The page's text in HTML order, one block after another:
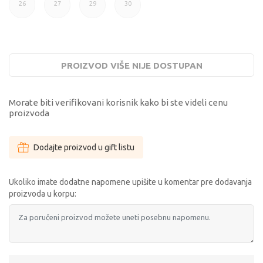
26 27 29 30
PROIZVOD VIŠE NIJE DOSTUPAN
Morate biti verifikovani korisnik kako bi ste videli cenu
proizvoda
Dodajte proizvod u gift listu
Ukoliko imate dodatne napomene upišite u komentar pre dodavanja
proizvoda u korpu: